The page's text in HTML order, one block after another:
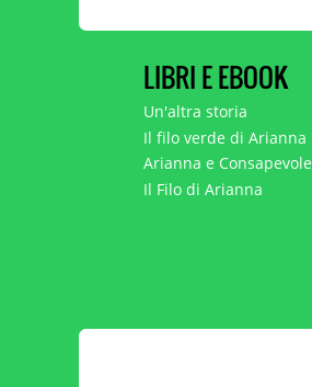
LIBRI E EBOOK
Un'altra storia
Il filo verde di Arianna
Arianna e Consapevole
Il Filo di Arianna